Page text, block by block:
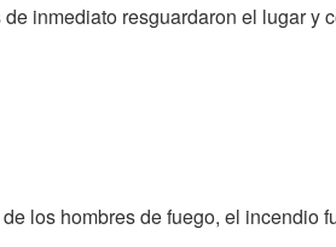
inmediato resguardaron el lugar y
los hombres de fuego, el incendio